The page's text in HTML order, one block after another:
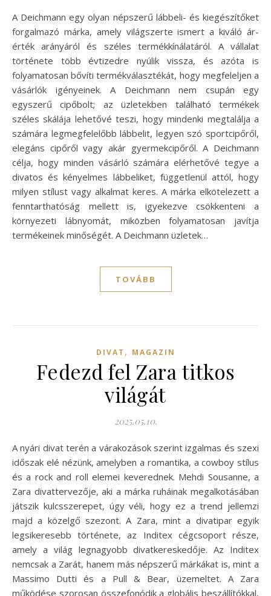
A Deichmann egy olyan népszerű lábbeli- és kiegészítőket
forgalmazó márka, amely világszerte ismert a kiváló ár-
érték arányáról és széles termékkínálatáról. A vállalat
története több évtizedre nyúlik vissza, és azóta is
folyamatosan bővíti termékválasztékát, hogy megfeleljen a
vásárlók igényeinek. A Deichmann nem csupán egy
egyszerű cipőbolt; az üzletekben található termékek
széles skálája lehetővé teszi, hogy mindenki megtalálja a
számára legmegfelelőbb lábbelit, legyen szó sportcipőről,
elegáns cipőről vagy akár gyermekcipőről. A Deichmann
célja, hogy minden vásárló számára elérhetővé tegye a
divatos és kényelmes lábbeliket, függetlenül attól, hogy
milyen stílust vagy alkalmat keres. A márka elkötelezett a
fenntarthatóság mellett is, igyekezve csökkenteni a
környezeti lábnyomát, miközben folyamatosan javítja
termékeinek minőségét. A Deichmann üzletek…
TOVÁBB
DIVAT , MAGAZIN
Fedezd fel Zara titkos
világát
2025.05.10.
A nyári divat terén a várakozások szerint izgalmas és szexi
időszak elé nézünk, amelyben a romantika, a cowboy stílus
és a rock and roll elemei keverednek. Mehdi Sousanne, a
Zara divattervezője, aki a márka ruháinak megalkotásában
játszik kulcsszerepet, úgy véli, hogy ez a trend jellemzi
majd a közelgő szezont. A Zara, mint a divatipar egyik
legsikeresebb története, az Inditex cégcsoport része,
amely a világ legnagyobb divatkereskedője. Az Inditex
nemcsak a Zarát, hanem más népszerű márkákat is, mint a
Massimo Dutti és a Pull & Bear, üzemeltet. A Zara
működése szorosan összefonódik a globális beszállítókkal,